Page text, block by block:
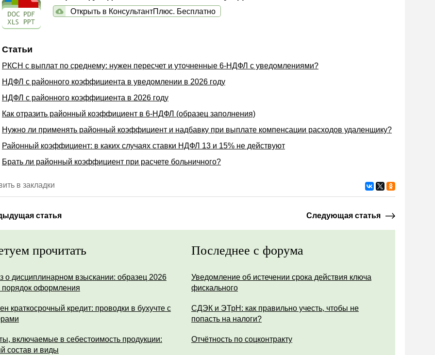
Открыть в КонсультантПлюс. Бесплатно
Статьи
РКСН с выплат по среднему: нужен пересчет и уточненные 6-НДФЛ с уведомлениями?
НДФЛ с районного коэффициента в уведомлении в 2026 году
НДФЛ с районного коэффициента в 2026 году
Как отразить районный коэффициент в 6-НДФЛ (образец заполнения)
Нужно ли применять районный коэффициент и надбавку при выплате компенсации расходов удаленщику?
Районный коэффициент: в каких случаях ставки НДФЛ 13 и 15% не действуют
Брать ли районный коэффициент при расчете больничного?
в закладки
статья Следующая статья
прочитать
о дисциплинарном взыскании: образец 2026
порядок оформления
краткосрочный кредит: проводки в бухучте с
включаемые в себестоимость продукции:
состав и виды
Последнее с форума
Уведомление об истечении срока действия ключа
фискального
СДЭК и ЭТрН: как правильно учесть, чтобы не
попасть на налоги?
Отчётность по соцконтракту